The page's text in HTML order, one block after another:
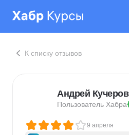
К списку отзывов
Андрей Кучеров
Пользователь Хабра
9 апреля